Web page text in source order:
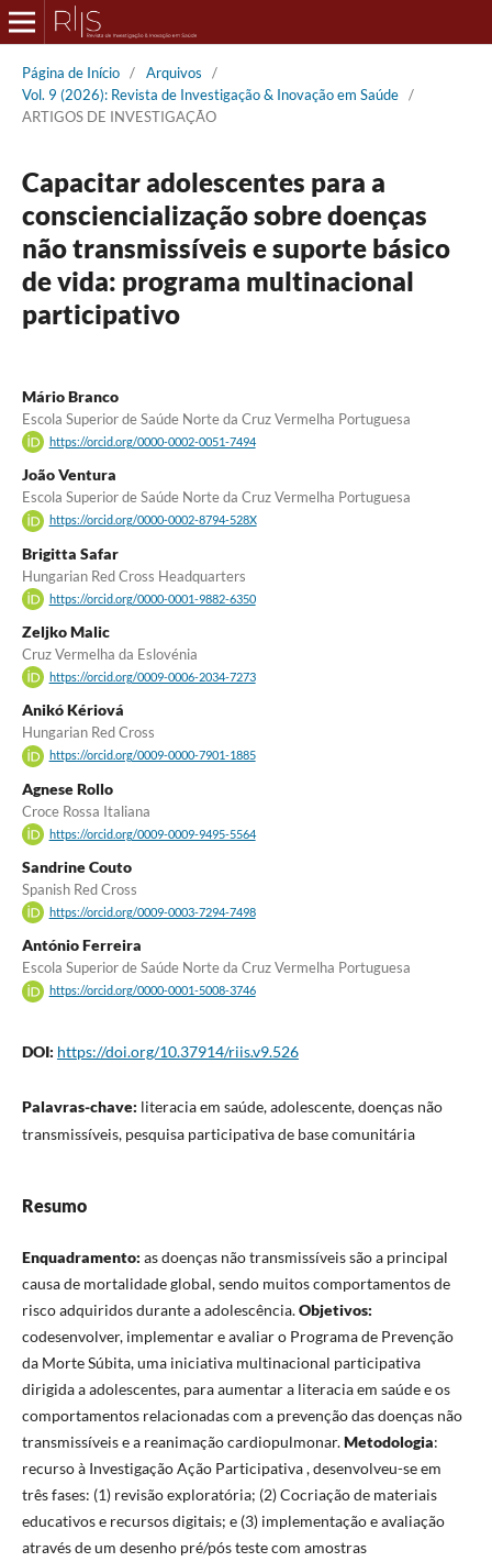
Página de Início / Arquivos
/
Vol. 9 (2026): Revista de Investigação & Inovação em Saúde /
ARTIGOS DE INVESTIGAÇÃO
Capacitar adolescentes para a
consciencialização sobre doenças
não transmissíveis e suporte básico
de vida: programa multinacional
participativo
Mário Branco
Escola Superior de Saúde Norte da Cruz Vermelha Portuguesa
https://orcid.org/0000-0002-0051-7494
João Ventura
Escola Superior de Saúde Norte da Cruz Vermelha Portuguesa
https://orcid.org/0000-0002-8794-528X
Brigitta Safar
Hungarian Red Cross Headquarters
https://orcid.org/0000-0001-9882-6350
Zeljko Malic
Cruz Vermelha da Eslovénia
https://orcid.org/0009-0006-2034-7273
Anikó Kériová
Hungarian Red Cross
https://orcid.org/0009-0000-7901-1885
Agnese Rollo
Croce Rossa Italiana
https://orcid.org/0009-0009-9495-5564
Sandrine Couto
Spanish Red Cross
https://orcid.org/0009-0003-7294-7498
António Ferreira
Escola Superior de Saúde Norte da Cruz Vermelha Portuguesa
https://orcid.org/0000-0001-5008-3746
DOI: https://doi.org/10.37914/riis.v9.526
Palavras-chave: literacia em saúde, adolescente, doenças não
transmissíveis, pesquisa participativa de base comunitária
Resumo
Enquadramento: as doenças não transmissíveis são a principal
causa de mortalidade global, sendo muitos comportamentos de
risco adquiridos durante a adolescência.Objetivos:
codesenvolver, implementar e avaliar o Programa de Prevenção
da Morte Súbita, uma iniciativa multinacional participativa
dirigida a adolescentes, para aumentar a literacia em saúde e os
comportamentos relacionadas com a prevenção das doenças não
transmissíveis e a reanimação cardiopulmonar.Metodologia:
recurso à Investigação Ação Participativa , desenvolveu-se em
três fases: (1) revisão exploratória; (2) Cocriação de materiais
educativos e recursos digitais; e (3) implementação e avaliação
através de um desenho pré/pós teste com amostras